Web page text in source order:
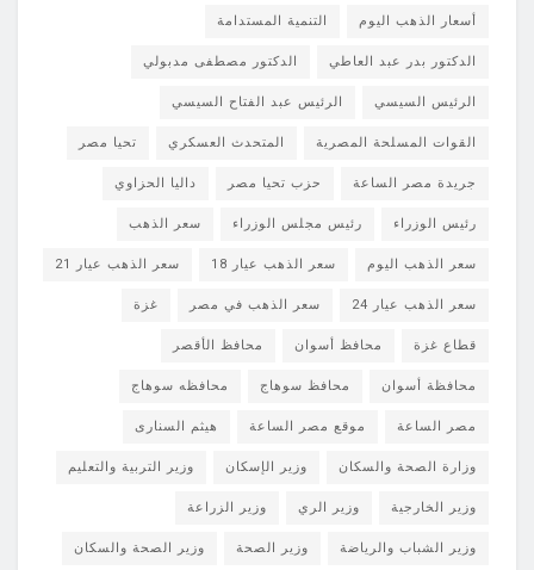
أسعار الذهب اليوم التنمية المستدامة
الدكتور بدر عبد العاطي الدكتور مصطفى مدبولي
الرئيس السيسي الرئيس عبد الفتاح السيسي
القوات المسلحة المصرية المتحدث العسكري تحيا مصر
جريدة مصر الساعة حزب تحيا مصر داليا الحزاوي
رئيس الوزراء رئيس مجلس الوزراء سعر الذهب
سعر الذهب اليوم سعر الذهب عيار 18 سعر الذهب عيار 21
سعر الذهب عيار 24 سعر الذهب في مصر غزة
قطاع غزة محافظ أسوان محافظ الأقصر
محافظة أسوان محافظ سوهاج محافظه سوهاج
مصر الساعة موقع مصر الساعة هيثم السنارى
وزارة الصحة والسكان وزير الإسكان وزير التربية والتعليم
وزير الخارجية وزير الري وزير الزراعة
وزير الشباب والرياضة وزير الصحة وزير الصحة والسكان